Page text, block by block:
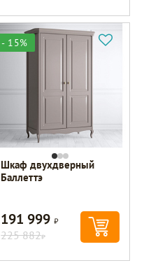
- 15%
Шкаф двухдверный
Баллеттэ
191 999Р
225 882Р